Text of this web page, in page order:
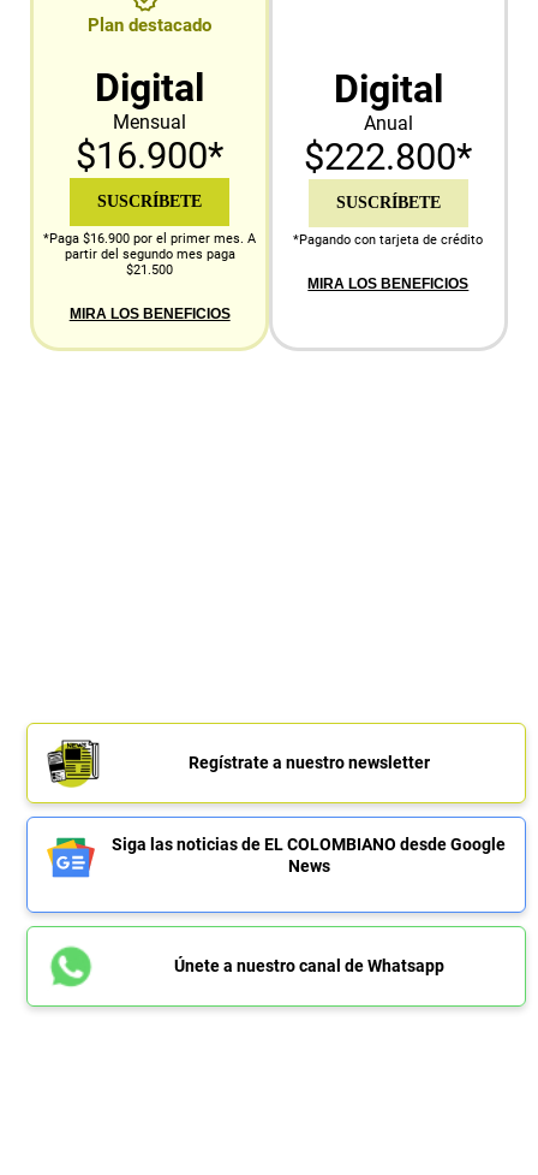
Plan destacado
Digital
Mensual
$16.900*
SUSCRÍBETE
*Paga $16.900 por el primer mes. A
partir del segundo mes paga
$21.500
MIRA LOS BENEFICIOS
Digital
Anual
$222.800*
SUSCRÍBETE
*Pagando con tarjeta de crédito
MIRA LOS BENEFICIOS
Regístrate a nuestro newsletter
Siga las noticias de EL COLOMBIANO desde Google
News
Únete a nuestro canal de Whatsapp